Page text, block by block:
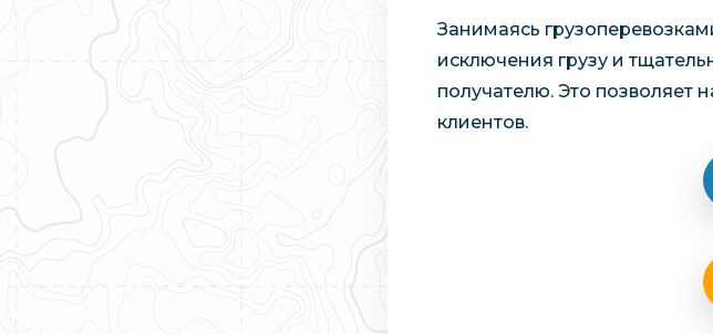
Занимаясь
исключения грузу и
получателю. Это позволяет
клиентов.